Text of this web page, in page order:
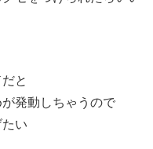
と
発動しちゃうので
い